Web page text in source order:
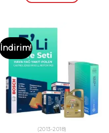
İndirim!
(2013-2018)